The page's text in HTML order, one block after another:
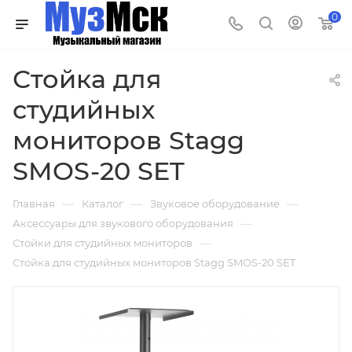
0
Стойка для
студийных
мониторов Stagg
SMOS-20 SET
Главная — Каталог — Звуковое оборудование —
Аксессуары для звукового оборудования —
Стойки для студийных мониторов —
Стойка для студийных мониторов Stagg SMOS-20 SET